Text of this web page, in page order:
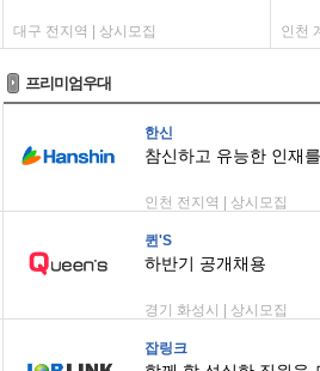
대구 전지역 | 상시모집 인천
프리미엄우대
한신
참신하고 유능한 인재
인천 전지역 | 상시모집
퀸'S
하반기 공개채용
경기 화성시 | 상시모집
잡링크